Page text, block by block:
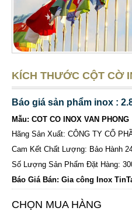
KÍCH THƯỚC CỘT CỜ
Báo giá sản phẩm inox :
Mẫu: COT CO INOX VAN PHONG
Hãng Sản Xuất: CÔNG TY CỔ
Cam Kết Chất Lượng: Bảo Hành
Số Lượng Sản Phẩm Đặt Hàng:
Báo Giá Bán: Gia công Inox
CHỌN MUA HÀNG